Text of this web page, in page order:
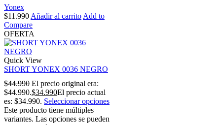
Yonex
$11.990 Añadir al carrito Add to
Compare
OFERTA
Quick View
SHORT YONEX 0036 NEGRO
$44.990 El precio original era:
$44.990.$34.990El precio actual
es: $34.990. Seleccionar opciones
Este producto tiene múltiples
variantes. Las opciones se pueden